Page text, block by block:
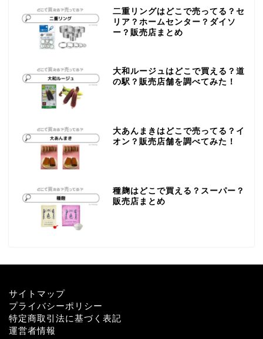
二重リングはどこで売ってる？セ
リア？ホームセンター？ダイソ
ー？販売店まとめ
大和ルージュはどこで買える？道
の駅？販売店舗を調べてみた！
大あんまきはどこで売ってる？イ
オン？販売店舗を調べてみた！
種麹はどこで買える？スーパー？
販売店まとめ
サイトマップ
プライバシーポリシー
特定商取引法に基づく表記
運営者情報